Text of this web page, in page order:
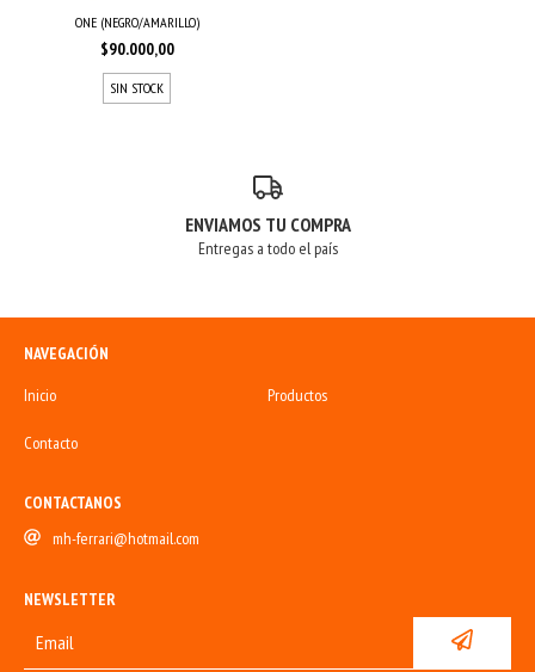
ONE (NEGRO/AMARILLO)
$90.000,00
SIN STOCK
ENVIAMOS TU COMPRA
Entregas a todo el país
NAVEGACIÓN
Inicio
Productos
Contacto
CONTACTANOS
mh-ferrari@hotmail.com
NEWSLETTER